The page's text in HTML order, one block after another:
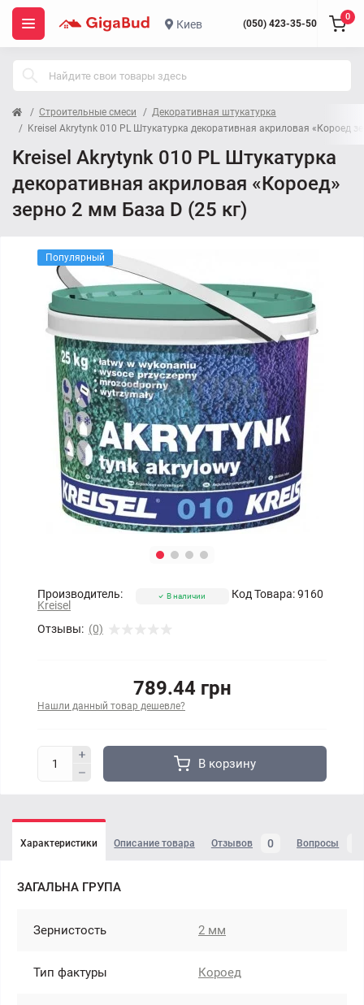
Киев (050) 423-35-50
0
Строительные смеси
Декоративная штукатурка
Kreisel Akrytynk 010 PL Штукатурка декоративная акриловая «Короед
Kreisel Akrytynk 010 PL Штукатурка
декоративная акриловая «Короед»
зерно 2 мм База D (25 кг)
Популярный
Производитель:
Kreisel
Код Товара: 9160
Отзывы: (0)
В наличии
789.44 грн
Нашли данный товар дешевле?
В корзину
Характеристики Описание товара Отзывов 0 Вопросы
ЗАГАЛЬНА ГРУПА
Зернистость 2 мм
Тип фактуры Короед